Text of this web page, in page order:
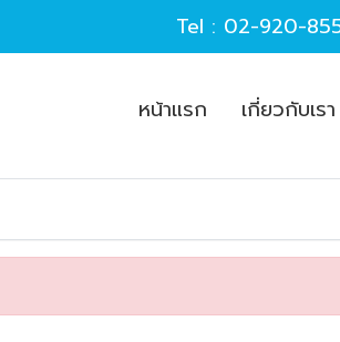
Tel : 02-920-
หน้าแรก เกี่ยวกับเรา